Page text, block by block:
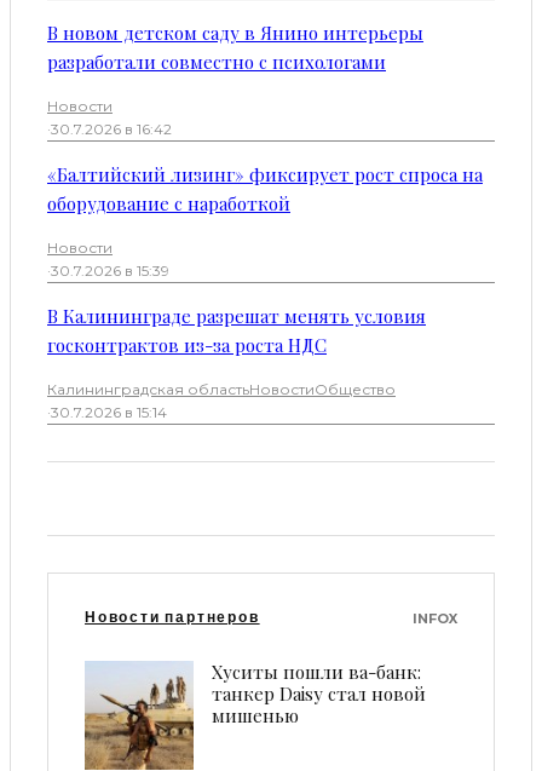
В новом детском саду в Янино интерьеры
разработали совместно с психологами
Новости
·30.7.2026 в 16:42
«Балтийский лизинг» фиксирует рост спроса на
оборудование с наработкой
Новости
·30.7.2026 в 15:39
В Калининграде разрешат менять условия
госконтрактов из-за роста НДС
Калининградская областьНовостиОбщество
·30.7.2026 в 15:14
Новости партнеров INFOX
Хуситы пошли ва-банк:
танкер Daisy стал новой
мишенью